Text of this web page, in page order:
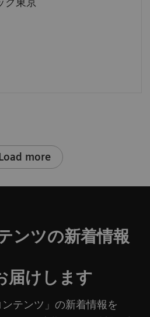
more
ンツの新着情報
届けします
ンテンツ」の新着情報を